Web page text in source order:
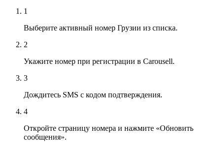
1
Выберите активный номер Грузии из списка.
2
Укажите номер при регистрации в Carousell.
3
Дождитесь SMS с кодом подтверждения.
4
Откройте страницу номера и нажмите «Обновить
сообщения».